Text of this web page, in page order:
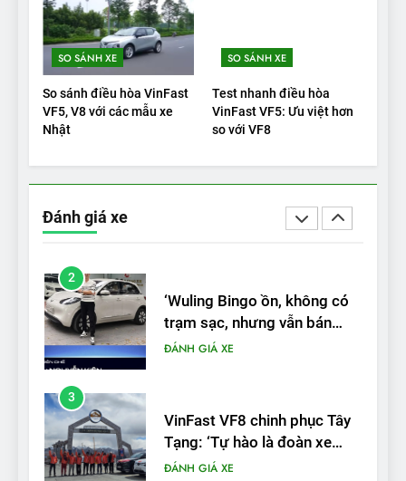
SO SÁNH XE
So sánh điều hòa VinFast
VF5, V8 với các mẫu xe
Nhật
SO SÁNH XE
Test nhanh điều hòa
VinFast VF5: Ưu việt hơn
so với VF8
Đánh giá xe
1
Xe tốt nhất để mua năm
2025: Green Car Reports
nêu tên 5 người vào chung
kết – Mỹ
ĐÁNH GIÁ XE
‘Wuling Bingo ồn, không có
trạm sạc, nhưng vẫn bán
3
VinFast VF8 chinh phục Tây
Tạng: ‘Tự hào là đoàn xe
điện Việt Nam đầu tiên lăn
ĐÁNH GIÁ XE
4
Nội thất, thiết kế và tính năng
của Audi S6 Sportback e-
tron
ĐÁNH GIÁ XE